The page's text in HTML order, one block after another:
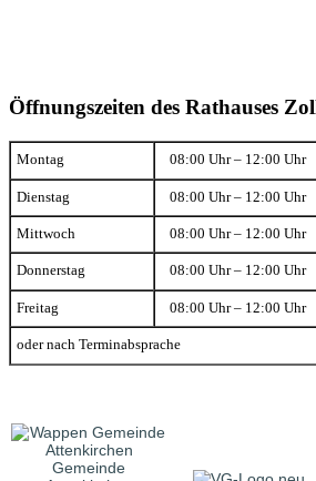
Öffnungszeiten des Rathauses
Montag 08:00 Uhr – 12:00 Uhr
Dienstag 08:00 Uhr – 12:00 Uhr
Mittwoch 08:00 Uhr – 12:00 Uhr
Donnerstag 08:00 Uhr – 12:00 Uhr
Freitag 08:00 Uhr – 12:00 Uhr
oder nach Terminabsprache
Gemeinde